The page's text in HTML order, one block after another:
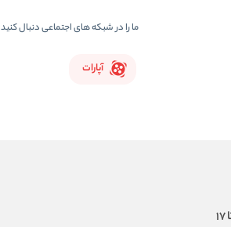
ما را در شبکه های اجتماعی دنبال کنید
آپارات